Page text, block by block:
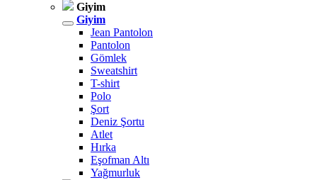
Giyim
Giyim
Jean Pantolon
Pantolon
Gömlek
Sweatshirt
T-shirt
Polo
Şort
Deniz Şortu
Atlet
Hırka
Eşofman Altı
Yağmurluk